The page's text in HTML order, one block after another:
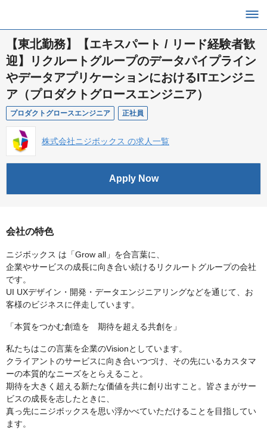
【東北勤務】【エキスパート / リード経験者歓
迎】リクルートグループのデータパイプライン
やデータアプリケーションにおけるITエンジニ
ア（プロダクトグロースエンジニア）
プロダクトグロースエンジニア 正社員
株式会社ニジボックス の求人一覧
Apply Now
会社の特色
ニジボックス は「Grow all」を合言葉に、
企業やサービスの成長に向き合い続けるリクルートグループの会社
です。
UI UXデザイン・開発・データエンジニアリングなどを通じて、お
客様のビジネスに伴走しています。
「本質をつかむ創造を 期待を超える共創を」
私たちはこの言葉を企業のVisionとしています。
クライアントのサービスに向き合いつづけ、その先にいるカスタマ
ーの本質的なニーズをとらえること。
期待を大きく超える新たな価値を共に創り出すこと。皆さまがサー
ビスの成長を志したときに、
真っ先にニジボックスを思い浮かべていただけることを目指してい
ます。